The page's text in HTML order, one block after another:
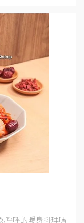
呼呼的暖身料理嗎